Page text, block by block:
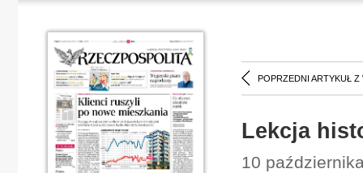
POPRZEDNI ARTYKUŁ Z
Lekcja
10